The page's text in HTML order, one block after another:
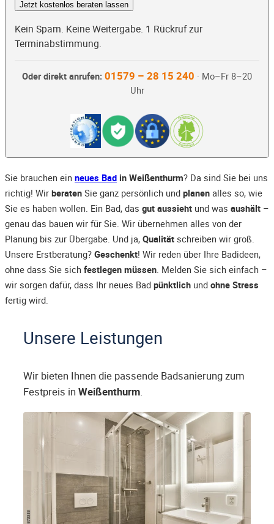
Jetzt kostenlos beraten lassen
Kein Spam. Keine Weitergabe. 1 Rückruf zur
Terminabstimmung.
Oder direkt anrufen: 01579 – 28 15 240 · Mo–Fr 8–20
Uhr
Sie brauchen ein neues Bad in Weißenthurm? Da sind Sie bei uns
richtig! Wir beraten Sie ganz persönlich und planen alles so, wie
Sie es haben wollen. Ein Bad, das gut aussieht und was aushält –
genau das bauen wir für Sie. Wir übernehmen alles von der
Planung bis zur Übergabe. Und ja, Qualität schreiben wir groß.
Unsere Erstberatung? Geschenkt! Wir reden über Ihre Badideen,
ohne dass Sie sich festlegen müssen. Melden Sie sich einfach –
wir sorgen dafür, dass Ihr neues Bad pünktlich und ohne Stress
fertig wird.
Unsere Leistungen
Wir bieten Ihnen die passende Badsanierung zum
Festpreis in Weißenthurm.